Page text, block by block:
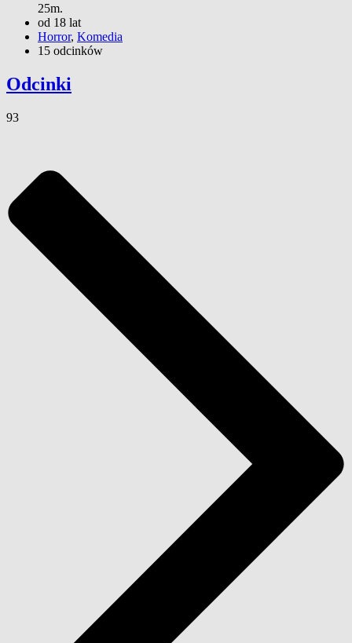
25m.
od 18 lat
Horror, Komedia
15 odcinków
Odcinki
93